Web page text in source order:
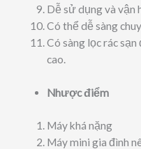
Dễ sử dụng và vận
Có thể dễ sàng
Có sàng lọc rác
cao.
Nhược điểm
Máy khá nặng
Máy mini gia đình